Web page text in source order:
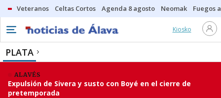
Veteranos Celtas Cortos Agenda 8 agosto Neomak Fuegos
Kiosko
PLATA
ALAVÉS
Expulsión de Sivera y susto con Boyé en el cierre de
pretemporada